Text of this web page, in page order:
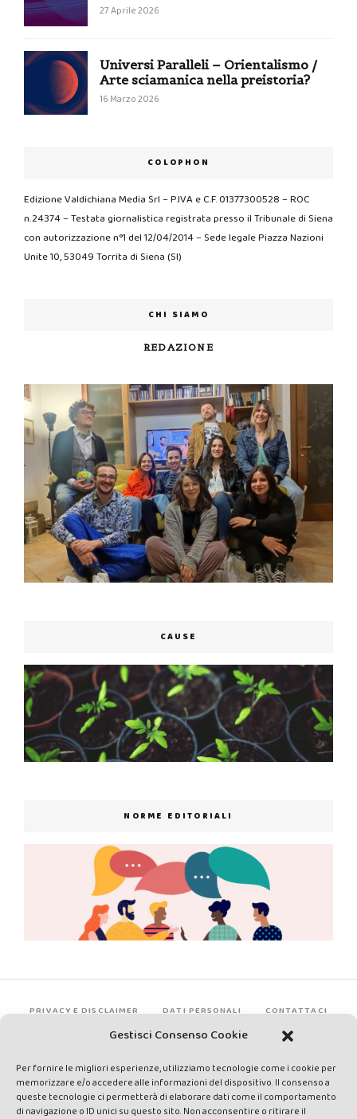
Gestisci Consenso Cookie
Per fornire le migliori esperienze, utilizziamo tecnologie come i cookie per
memorizzare e/o accedere alle informazioni del dispositivo. Il consenso a
queste tecnologie ci permetterà di elaborare dati come il comportamento
di navigazione o ID unici su questo sito. Non acconsentire o ritirare il
27 Aprile 2026
Universi Paralleli – Orientalismo /
Arte sciamanica nella preistoria?
16 Marzo 2026
COLOPHON
Edizione Valdichiana Media Srl – P.IVA e C.F. 01377300528 – ROC
n.24374 – Testata giornalistica registrata presso il Tribunale di Siena
con autorizzazione n°1 del 12/04/2014 – Sede legale Piazza Nazioni
Unite 10, 53049 Torrita di Siena (SI)
CHI SIAMO
REDAZIONE
CAUSE
NORME EDITORIALI
PRIVACY E DISCLAIMER DATI PERSONALI CONTATTACI